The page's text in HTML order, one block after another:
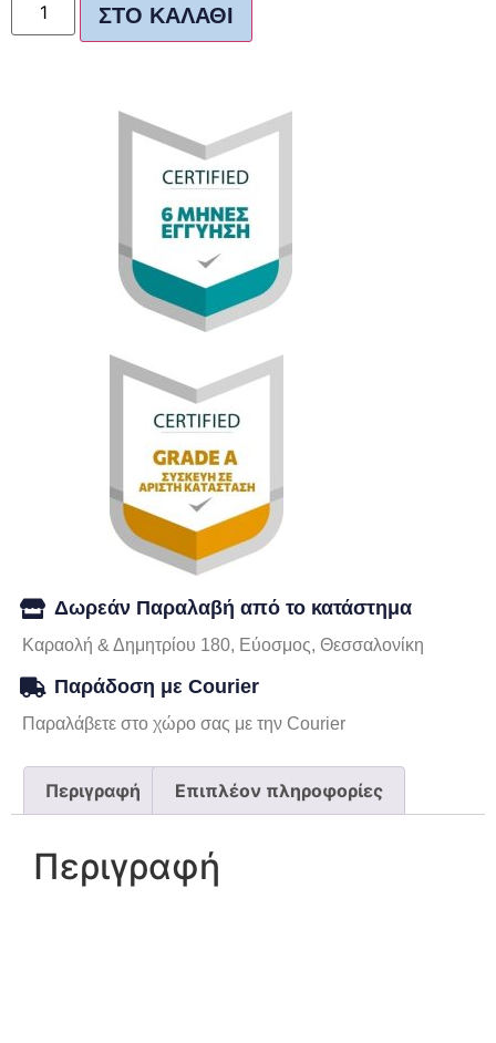
ΣΤΟ ΚΑΛΆΘΙ
Δωρεάν Παραλαβή από το κατάστημα
Καραολή & Δημητρίου 180, Εύοσμος, Θεσσαλονίκη
Παράδοση με Courier
Παραλάβετε στο χώρο σας με την Courier
Περιγραφή Επιπλέον πληροφορίες
Περιγραφή